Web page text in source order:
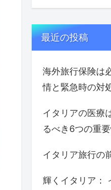
最近の投稿
海外旅行保険は
情と緊急時の対
イタリアの医療
るべき6つの重
イタリア旅行の
輝くイタリア：